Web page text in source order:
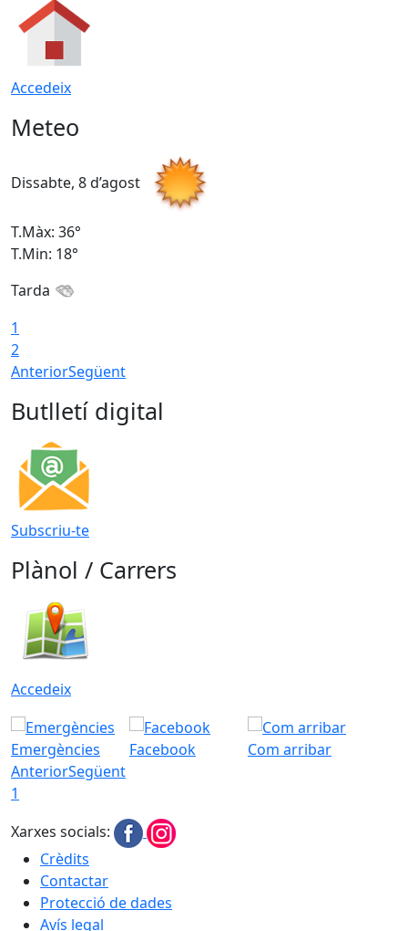
Accedeix
Meteo
Dissabte, 8 d’agost
T.Màx: 36°
T.Min: 18°
Tarda
1
2
AnteriorSegüent
Butlletí digital
Subscriu-te
Plànol / Carrers
Accedeix
Emergències Facebook
Com arribar
AnteriorSegüent
1
Xarxes socials:
Crèdits
Contactar
Protecció de dades
Avís legal